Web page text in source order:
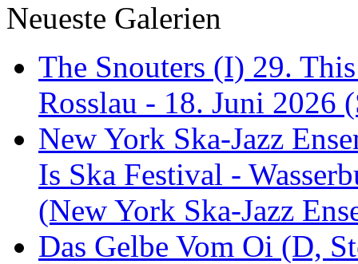
Neueste Galerien
The Snouters (I) 29.
Rosslau - 18. Juni 2026
New York Ska-Jazz
Is Ska Festival -
(New York Ska-Jazz
Das Gelbe Vom Oi (D,